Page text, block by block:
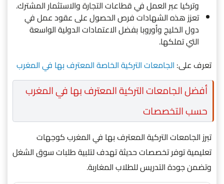
وتركيا عبر العمل في قطاعات التجارة والاستثمار المشترك.
تعزز هذه الشهادات فرص الحصول على عقود عمل في
دول الخليج وأوروبا بفضل الاعتمادات الدولية الواسعة
التي تملكها.
تعرف على: الجامعات التركية الخاصة المعترف بها في المغرب
أفضل الجامعات التركية المعترف بها في المغرب
حسب التخصصات
تبرز الجامعات التركية المعترف بها في المغرب كوجهات
تعليمية توفر تخصصات حديثة تهدف لتلبية طلبات سوق الشغل
وتضمن جودة التدريس للطلاب المغاربة.